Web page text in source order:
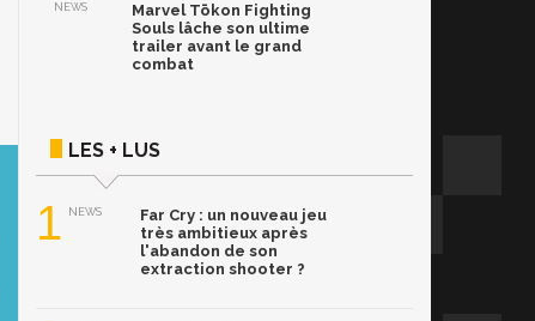
NEWS
Marvel Tōkon Fighting
Souls lâche son ultime
trailer avant le grand
combat
LES + LUS
1 NEWS
Far Cry : un nouveau jeu
très ambitieux après
l'abandon de son
extraction shooter ?